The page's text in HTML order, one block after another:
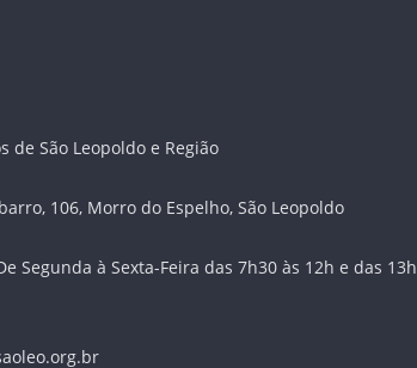
de São Leopoldo e Região
106, Morro do Espelho, São Leopoldo
Segunda à Sexta-Feira das 7h30 às 12h e das 13h